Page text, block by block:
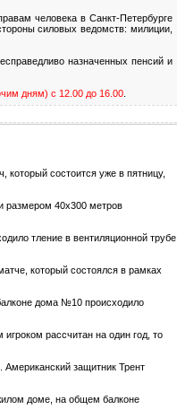
человека в Санкт-Петербурге
силовых ведомств: милиции,
назначенных пенсий и
дням) с 12.00 до 16.00
состоится уже в пятницу,
размером 40х300 метров
тление в вентиляционной трубе
который состоялся в рамках
дома №10 происходило
рассчитан на один год, то
Американский защитник Трент
доме, на общем балконе